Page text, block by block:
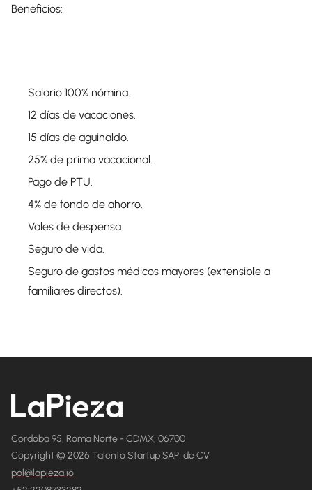
Beneficios:
Salario 100% nómina.
12 días de vacaciones.
15 días de aguinaldo.
25% de prima vacacional.
Pago de PTU.
4% de fondo de ahorro.
Vales de despensa.
Seguro de vida.
Seguro de gastos médicos mayores (extensible a
familiares directos).
Cordoba 95, Roma Norte - CDMX, 06700
Copyright © 2026 Talento Startup SAPI de CV
pol@lapieza.io